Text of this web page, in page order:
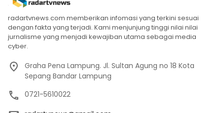
radartvnews.com memberikan infomasi yang terkini sesuai
dengan fakta yang terjadi. Kami menjunjung tinggi nilai nilai
jurnalisme yang menjadi kewajiban utama sebagai media
cyber.
Graha Pena Lampung. Jl. Sultan Agung no 18 Kota
Sepang Bandar Lampung
0721-5610022